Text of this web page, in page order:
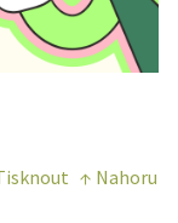
↑ Nahoru